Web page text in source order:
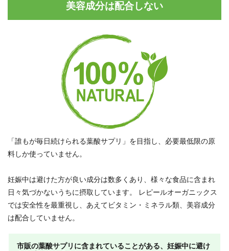
美容成分は配合しない
「誰もが毎日続けられる葉酸サプリ」を目指し、必要最低限の原
料しか使っていません。
妊娠中は避けた方が良い成分は数多くあり、様々な食品に含まれ
日々気づかないうちに摂取しています。 レピールオーガニックス
では安全性を最重視し、あえてビタミン・ミネラル類、美容成分
は配合していません。
市販の葉酸サプリに含まれていることがある、妊娠中に避け